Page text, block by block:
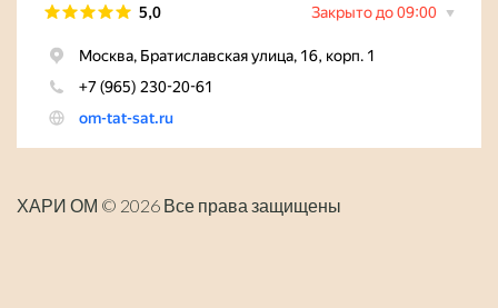
ХАРИ ОМ © 2026 Все права защищены